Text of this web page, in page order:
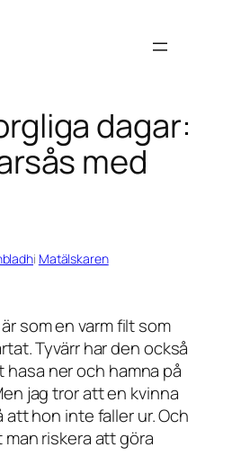
dagar:
med
i Matälskaren
som en varm filt som
Tyvärr har den också
ner och hamna på
jag tror att en kvinna
hon inte faller ur. Och
riskera att göra